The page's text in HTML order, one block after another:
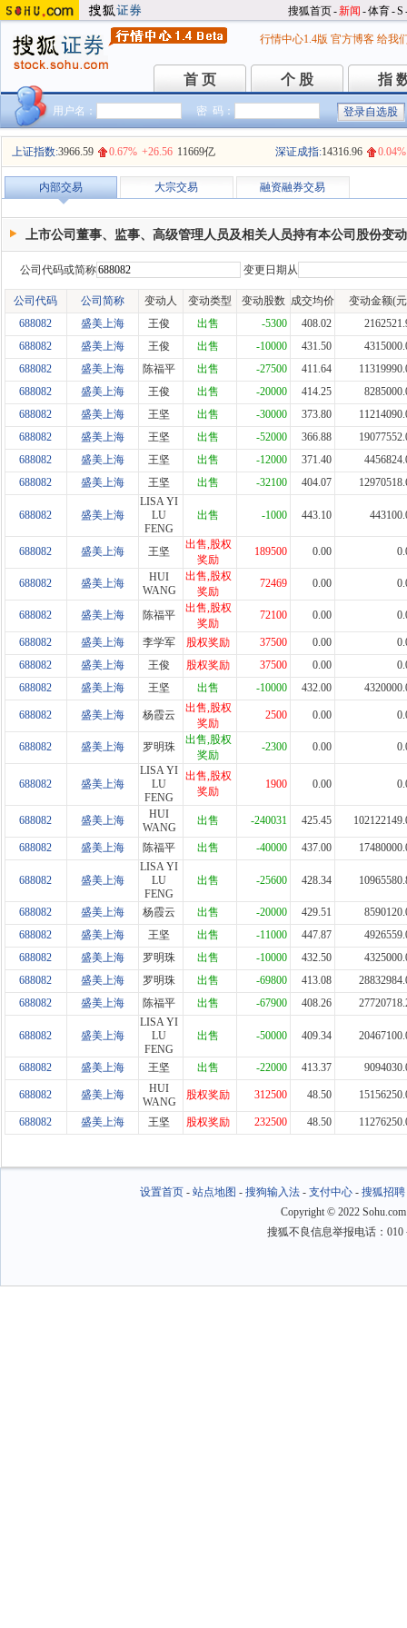
搜狐首页-新闻 -体育-S
行情中心1.4版 官方博客 给我
首 页
首 页 个 股
个 股 指
指
用户名： 密 码：
上证指数:3966.59 0.67% +26.56 11669亿 深证成指:14316.96 0.04%
内部交易 大宗交易 融资融券交易
上市公司董事、监事、高级管理人员及相关人员持有本公司股份变
公司代码或简称 变更日期从
公司代码 公司简称 变动人 变动类型 变动股数 成交均价
变动金额(
688082
盛美上海 王俊 出售 -5300 408.02
688082
盛美上海 王俊 出售 -10000 431.50
688082
盛美上海 陈福平 出售 -27500 411.64
688082
盛美上海 王俊 出售 -20000 414.25
688082
盛美上海 王坚 出售 -30000 373.80
688082
盛美上海 王坚 出售 -52000 366.88
688082
盛美上海 王坚 出售 -12000 371.40
688082
盛美上海 王坚 出售 -32100 404.07
688082 盛美上海
LISA YI
LU
FENG
出售 -1000 443.10
688082 盛美上海 王坚
出售,股权
奖励
189500 0.00
688082 盛美上海
HUI
WANG
出售,股权
奖励
72469 0.00
688082 盛美上海 陈福平
出售,股权
奖励
72100 0.00
688082 盛美上海 李学军 股权奖励 37500 0.00
688082
盛美上海 王俊 股权奖励 37500 0.00
688082
盛美上海 王坚 出售 -10000 432.00
688082 盛美上海 杨霞云
出售,股权
奖励
2500 0.00
688082 盛美上海 罗明珠
出售,股权
奖励
-2300 0.00
688082 盛美上海
LISA YI
LU
FENG
出售,股权
奖励
1900 0.00
688082 盛美上海
HUI
WANG
出售 -240031 425.45
688082 盛美上海 陈福平 出售 -40000 437.00
688082 盛美上海
LISA YI
LU
FENG
出售 -25600 428.34
688082 盛美上海 杨霞云 出售 -20000 429.51
688082
盛美上海 王坚 出售 -11000 447.87
688082
盛美上海 罗明珠 出售 -10000 432.50
688082
盛美上海 罗明珠 出售 -69800 413.08
688082
盛美上海 陈福平 出售 -67900 408.26
688082 盛美上海
LISA YI
LU
FENG
出售 -50000 409.34
688082 盛美上海 王坚 出售 -22000 413.37
688082 盛美上海
HUI
WANG
股权奖励 312500 48.50
688082 盛美上海 王坚 股权奖励 232500 48.50
设置首页 -站点地图 -搜狗输入法 -支付中心 -搜狐招聘
Copyright © 2022
搜狐不良信息举报电话：010